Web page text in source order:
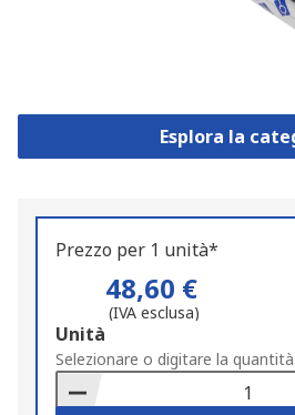
Esplora la
Prezzo per 1 unità*
48,60 €
(IVA esclusa)
Add
to
Basket
Unità
Selezionare o digitare la quantità